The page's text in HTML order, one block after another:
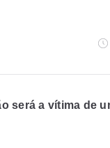
será a vítima de